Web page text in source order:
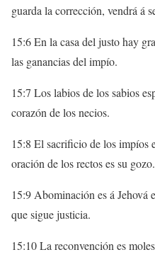
guarda la corrección, vendrá á
15:6 En la casa del justo hay
las ganancias del impío.
15:7 Los labios de los sabios
corazón de los necios.
15:8 El sacrificio de los impíos
oración de los rectos es su gozo.
15:9 Abominación es á Jehová
que sigue justicia.
15:10 La reconvención es